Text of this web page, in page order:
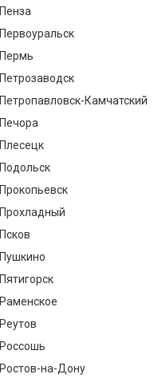
Пенза
Первоуральск
Пермь
Петрозаводск
Петропавловск-Камчатский
Печора
Плесецк
Подольск
Прокопьевск
Прохладный
Псков
Пушкино
Пятигорск
Раменское
Реутов
Россошь
Ростов-на-Дону